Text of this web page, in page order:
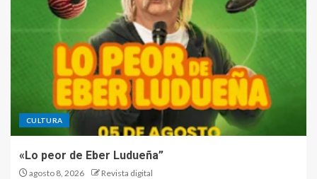
CULTURA
«Lo peor de Eber Ludueña”
agosto 8, 2026 Revista digital